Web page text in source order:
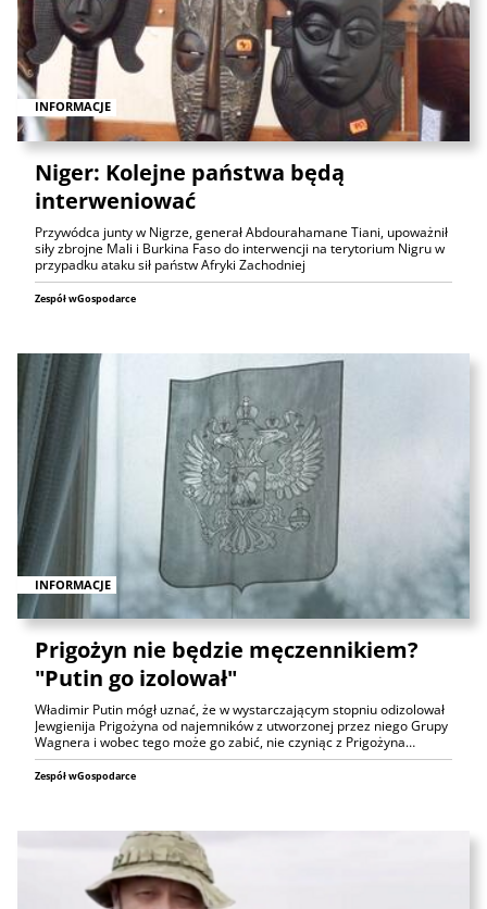
INFORMACJE
Niger: Kolejne państwa będą
interweniować
Przywódca junty w Nigrze, generał Abdourahamane Tiani, upoważnił
siły zbrojne Mali i Burkina Faso do interwencji na terytorium Nigru w
przypadku ataku sił państw Afryki Zachodniej
Zespół wGospodarce
INFORMACJE
Prigożyn nie będzie męczennikiem?
"Putin go izolował"
Władimir Putin mógł uznać, że w wystarczającym stopniu odizolował
Jewgienija Prigożyna od najemników z utworzonej przez niego Grupy
Wagnera i wobec tego może go zabić, nie czyniąc z Prigożyna…
Zespół wGospodarce